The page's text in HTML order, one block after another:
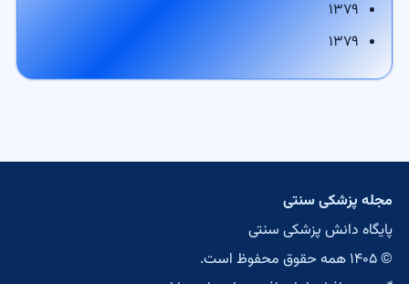
۱۳۷۹
۱۳۷۹
مجله پزشکی سنتی
پایگاه دانش پزشکی سنتی
© ۱۴۰۵ همه حقوق محفوظ است.